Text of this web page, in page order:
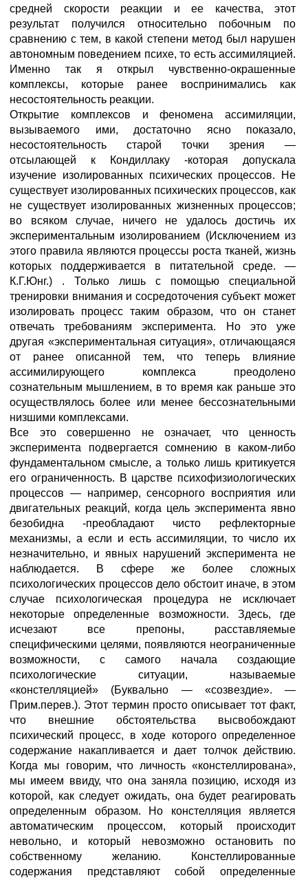
средней скорости реакции и ее качества, этот
результат получился относительно побочным по
сравнению с тем, в какой степени метод был нарушен
автономным поведением психе, то есть ассимиляцией.
Именно так я открыл чувственно-окрашенные
комплексы, которые ранее воспринимались как
несостоятельность реакции.
Открытие комплексов и феномена ассимиляции,
вызываемого ими, достаточно ясно показало,
несостоятельность старой точки зрения —
отсылающей к Кондиллаку -которая допускала
изучение изолированных психических процессов. Не
существует изолированных психических процессов, как
не существует изолированных жизненных процессов;
во всяком случае, ничего не удалось достичь их
экспериментальным изолированием (Исключением из
этого правила являются процессы роста тканей, жизнь
которых поддерживается в питательной среде. —
К.Г.Юнг.) . Только лишь с помощью специальной
тренировки внимания и сосредоточения субъект может
изолировать процесс таким образом, что он станет
отвечать требованиям эксперимента. Но это уже
другая «экспериментальная ситуация», отличающаяся
от ранее описанной тем, что теперь влияние
ассимилирующего комплекса преодолено
сознательным мышлением, в то время как раньше это
осуществлялось более или менее бессознательными
низшими комплексами.
Все это совершенно не означает, что ценность
эксперимента подвергается сомнению в каком-либо
фундаментальном смысле, а только лишь критикуется
его ограниченность. В царстве психофизиологических
процессов — например, сенсорного восприятия или
двигательных реакций, когда цель эксперимента явно
безобидна -преобладают чисто рефлекторные
механизмы, а если и есть ассимиляции, то число их
незначительно, и явных нарушений эксперимента не
наблюдается. В сфере же более сложных
психологических процессов дело обстоит иначе, в этом
случае психологическая процедура не исключает
некоторые определенные возможности. Здесь, где
исчезают все препоны, расставляемые
специфическими целями, появляются неограниченные
возможности, с самого начала создающие
психологические ситуации, называемые
«констелляцией» (Буквально — «созвездие». —
Прим.перев.). Этот термин просто описывает тот факт,
что внешние обстоятельства высвобождают
психический процесс, в ходе которого определенное
содержание накапливается и дает толчок действию.
Когда мы говорим, что личность «констеллирована»,
мы имеем ввиду, что она заняла позицию, исходя из
которой, как следует ожидать, она будет реагировать
определенным образом. Но констелляция является
автоматическим процессом, который происходит
невольно, и который невозможно остановить по
собственному желанию. Констеллированные
содержания представляют собой определенные